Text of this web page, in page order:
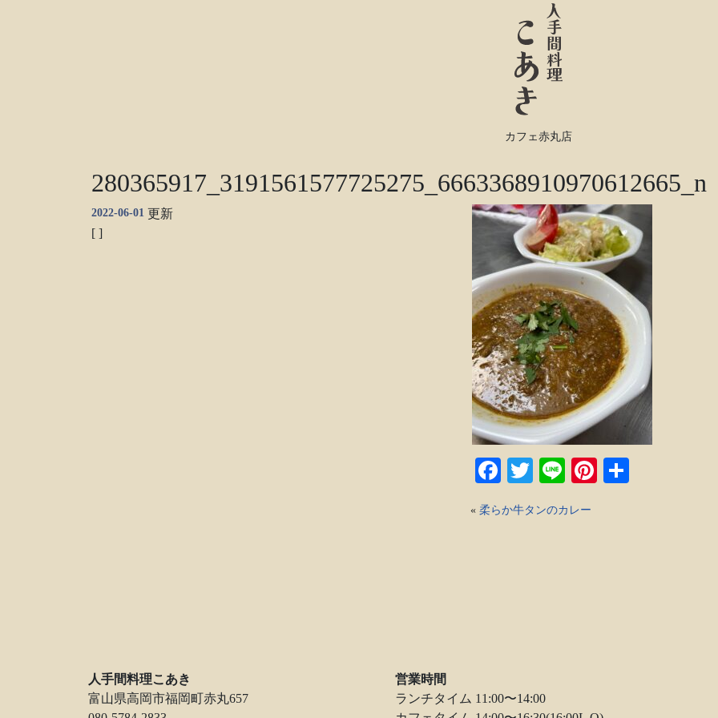
カフェ赤丸店
280365917_3191561577725275_6663368910970612665_n
2022-06-01 更新
[ ]
Facebook
TwitterLinePinterest
« 柔らか牛タンのカレー
人手間料理こあき
富山県高岡市福岡町赤丸657
営業時間
ランチタイム 11:00〜14:00